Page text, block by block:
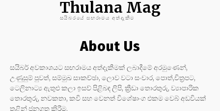
Thulana Mag
සයිබරයේ සඟරාමය අත්දැකීම
About Us
සයිබර් අවකාශයට සඟරාමය අත්දැකීමක් ලබාදීමේ අරමුණෙන්,
උණුසුම් පුවත්, සම්මුඛ සාකච්ඡා, ලොව වටා සංචාර, පොත්,චිත්‍රපට,
ටෙලිනාට්‍ය ඇතුළු කලා ඉසව් පිළිබඳ ලිපි, ක්‍රීඩා තොරතුරු, ව්‍යාපාරික
තොරතුරු, නවකතා, කවි සහ වෙනත් විශේෂාංග එකම වෙබ් අඩවියක්
තුළින් ජනගත කිරීම.